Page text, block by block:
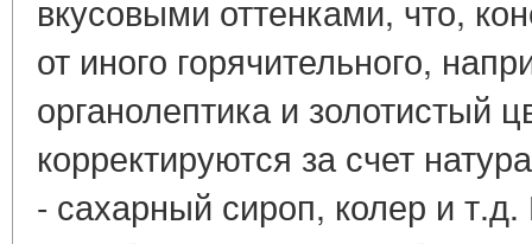
вкусовыми оттенками, что,
от иного горячительного,
органолептика и золотистый
корректируются за счет
- сахарный сироп, колер и